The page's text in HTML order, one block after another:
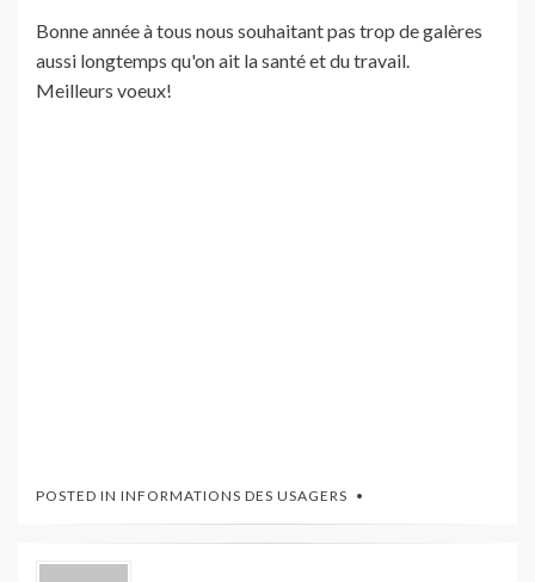
Bonne année à tous nous souhaitant pas trop de galères
aussi longtemps qu'on ait la santé et du travail.
Meilleurs voeux!
POSTED IN INFORMATIONS DES USAGERS